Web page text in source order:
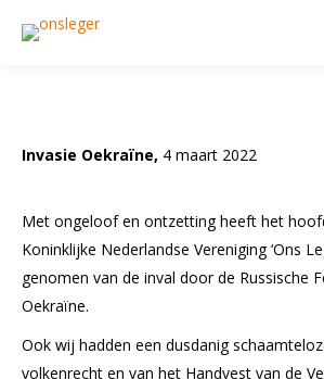
Invasie Oekraïne, 4 maart 2022
Met ongeloof en ontzetting heeft het
Koninklijke Nederlandse Vereniging ‘Ons
genomen van de inval door de Russische
Oekraïne.
Ook wij hadden een dusdanig
volkenrecht en van het Handvest van de